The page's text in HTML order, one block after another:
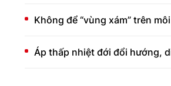
Không để “vùng xám” trên
Áp thấp nhiệt đới đổi hướng,